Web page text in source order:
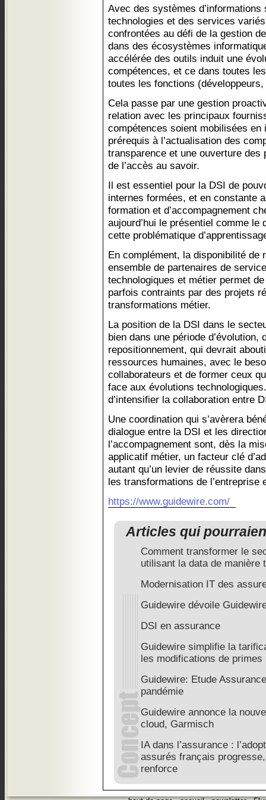
Avec des systèmes
technologies et des services
confrontées au défi de la gestion
dans des écosystèmes
accélérée des outils induit une
compétences, et ce dans toutes
toutes les fonctions
Cela passe par une gestion
relation avec les principaux
compétences soient mobilisées en
prérequis à l’actualisation des
transparence et une ouverture
de l’accès au savoir.
Il est essentiel pour la DSI de
internes formées, et en constante
formation et d’accompagnement
aujourd’hui le présentiel comme le
cette problématique
En complément, la disponibilité de
ensemble de partenaires de
technologiques et métier permet
parfois contraints par des projets
transformations métier.
La position de la DSI dans le
bien dans une période d’évolution,
repositionnement, qui devrait
ressources humaines, avec le
collaborateurs et de former ceux
face aux évolutions
d’intensifier la collaboration entre
Une coordination qui s’avèrera
dialogue entre la DSI et les
l’accompagnement sont, dès la
applicatif métier, un facteur clé
autant qu’un levier de réussite
les transformations de l’entreprise
https://www.guidewire.com/
Articles qui
Comment transformer le
utilisant la data de manière
Modernisation IT des
Guidewire dévoile
DSI en assurance
Guidewire simplifie la
les modifications de primes
Guidewire: Etude
pandémie
Guidewire annonce la
cloud, Garmisch
IA dans l’assurance :
assurés français
renforce